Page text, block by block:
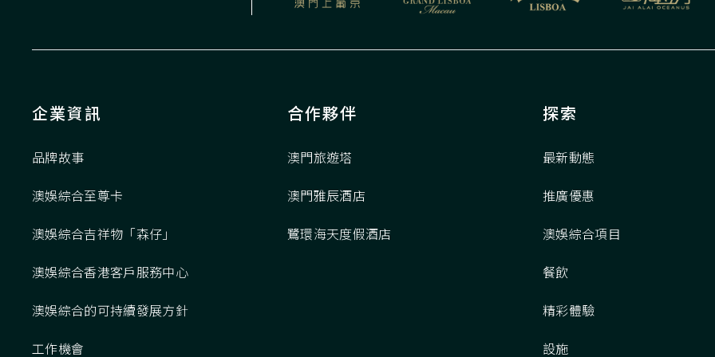
企業資訊
品牌故事
澳娛綜合至尊卡
澳娛綜合吉祥物「森仔」
澳娛綜合香港客戶服務中心
澳娛綜合的可持續發展方針
工作機會
合作夥伴
澳門旅遊塔
澳門雅辰酒店
鷺環海天度假酒店
探索
最新動態
推廣優惠
澳娛綜合項目
餐飲
精彩體驗
設施